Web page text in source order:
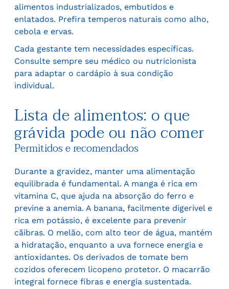
alimentos industrializados, embutidos e
enlatados. Prefira temperos naturais como alho,
cebola e ervas.
Cada gestante tem necessidades específicas.
Consulte sempre seu médico ou nutricionista
para adaptar o cardápio à sua condição
individual.
Lista de alimentos: o que
grávida pode ou não comer
Permitidos e recomendados
Durante a gravidez, manter uma alimentação
equilibrada é fundamental. A manga é rica em
vitamina C, que ajuda na absorção do ferro e
previne a anemia. A banana, facilmente digerível e
rica em potássio, é excelente para prevenir
cãibras. O melão, com alto teor de água, mantém
a hidratação, enquanto a uva fornece energia e
antioxidantes. Os derivados de tomate bem
cozidos oferecem licopeno protetor. O macarrão
integral fornece fibras e energia sustentada.